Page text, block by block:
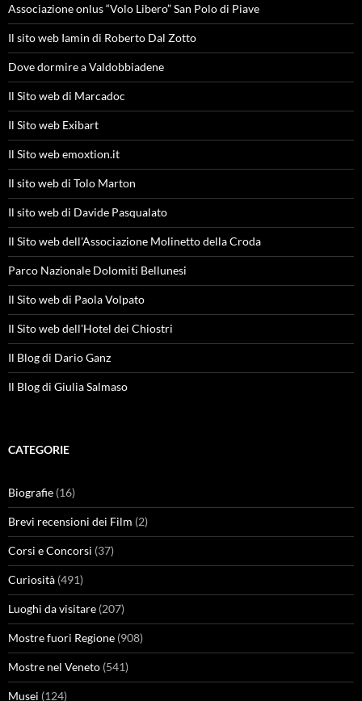
Associazione onlus “Volo Libero” San Polo di Piave
Il sito web Iamin di Roberto Dal Zotto
Dove dormire a Valdobbiadene
Il Sito web di Marcadoc
Il Sito web Exibart
Il Sito web emoxtion.it
Il sito web di Tolo Marton
Il sito web di Davide Pasqualato
Il Sito web dell'Associazione Molinetto della Croda
Parco Nazionale Dolomiti Bellunesi
Il Sito web di Paola Volpato
Il Sito web dell'Hotel dei Chiostri
Il Blog di Dario Ganz
Il Blog di Giulia Salmaso
CATEGORIE
Biografie (16)
Brevi recensioni dei Film (2)
Corsi e Concorsi (37)
Curiosità (491)
Luoghi da visitare (207)
Mostre fuori Regione (908)
Mostre nel Veneto (541)
Musei (124)